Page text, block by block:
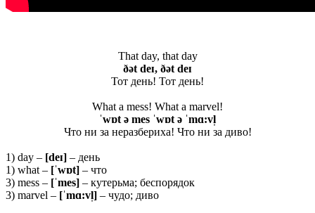
That day, that day
ðət deɪ, ðət deɪ
Тот день! Тот день!
What a mess! What a marvel!
ˈwɒt ə mes ˈwɒt ə ˈmɑ:vl̩
Что ни за неразбериха! Что ни за диво!
1) day – [deɪ] – день
1) what – [ˈwɒt] – что
3) mess – [ˈmes] – кутерьма; беспорядок
3) marvel – [ˈmɑ:vl̩] – чудо; диво